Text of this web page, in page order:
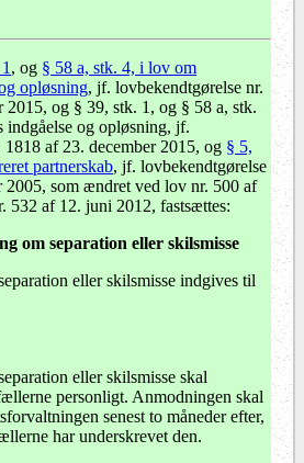
, og § 58 a, stk. 4, i lov om
opløsning, jf. lovbekendtgørelse nr.
2015, og § 39, stk. 1, og § 58 a, stk.
og opløsning, jf.
af 23. december 2015, og § 5,
partnerskab, jf. lovbekendtgørelse
2005, som ændret ved lov nr. 500 af
532 af 12. juni 2012, fastsættes:
om separation eller skilsmisse
eller skilsmisse indgives til
eller skilsmisse skal
personligt. Anmodningen skal
senest to måneder efter,
har underskrevet den.